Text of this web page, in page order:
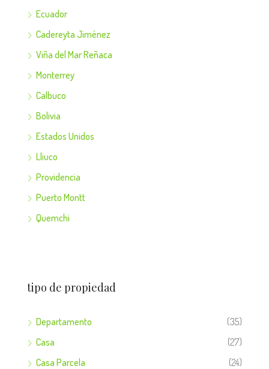
Ecuador
Cadereyta Jiménez
Viña del Mar Reñaca
Monterrey
Calbuco
Bolivia
Estados Unidos
Lliuco
Providencia
Puerto Montt
Quemchi
tipo de propiedad
Departamento
(35)
Casa
(27)
Casa Parcela
(24)